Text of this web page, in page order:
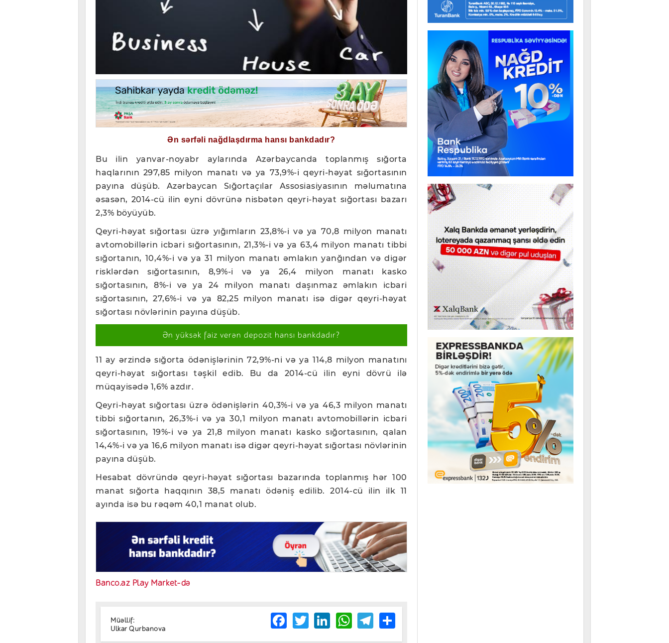
Ən sərfəli nağdlaşdırma hansı bankdadır?
Bu ilin yanvar-noyabr aylarında Azərbaycanda toplanmış sığorta
haqlarının 297,85 milyon manatı və ya 73,9%-i qeyri-həyat sığortasının
payına düşüb. Azərbaycan Sığortaçılar Assosiasiyasının məlumatına
əsasən, 2014-cü ilin eyni dövrünə nisbətən qeyri-həyat sığortası bazarı
2,3% böyüyüb.
Qeyri-həyat sığortası üzrə yığımların 23,8%-i və ya 70,8 milyon manatı
avtomobillərin icbari sığortasının, 21,3%-i və ya 63,4 milyon manatı tibbi
sığortanın, 10,4%-i və ya 31 milyon manatı əmlakın yanğından və digər
risklərdən sığortasının, 8,9%-i və ya 26,4 milyon manatı kasko
sığortasının, 8%-i və ya 24 milyon manatı daşınmaz əmlakın icbari
sığortasının, 27,6%-i və ya 82,25 milyon manatı isə digər qeyri-həyat
sığortası növlərinin payına düşüb.
Ən yüksək faiz verən depozit hansı bankdadır?
11 ay ərzində sığorta ödənişlərinin 72,9%-ni və ya 114,8 milyon manatını
qeyri-həyat sığortası təşkil edib. Bu da 2014-cü ilin eyni dövrü ilə
müqayisədə 1,6% azdır.
Qeyri-həyat sığortası üzrə ödənişlərin 40,3%-i və ya 46,3 milyon manatı
tibbi sığortanın, 26,3%-i və ya 30,1 milyon manatı avtomobillərin icbari
sığortasının, 19%-i və ya 21,8 milyon manatı kasko sığortasının, qalan
14,4%-i və ya 16,6 milyon manatı isə digər qeyri-həyat sığortası növlərinin
payına düşüb.
Hesabat dövründə qeyri-həyat sığortası bazarında toplanmış hər 100
manat sığorta haqqının 38,5 manatı ödəniş edilib. 2014-cü ilin ilk 11
ayında isə bu rəqəm 40,1 manat olub.
Banco.az Play Market-də
Müəllif:
Ulkar Qurbanova
Facebook
TwitterLinkedIn
WhatsApp
Telegram
Share